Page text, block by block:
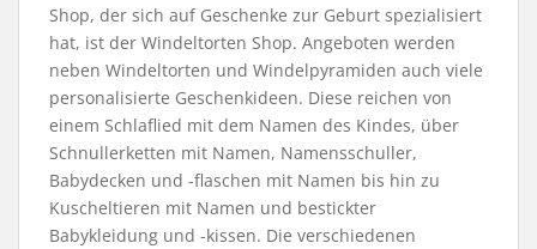
Shop, der sich auf Geschenke zur Geburt spezialisiert
hat, ist der Windeltorten Shop. Angeboten werden
neben Windeltorten und Windelpyramiden auch viele
personalisierte Geschenkideen. Diese reichen von
einem Schlaflied mit dem Namen des Kindes, über
Schnullerketten mit Namen, Namensschuller,
Babydecken und -flaschen mit Namen bis hin zu
Kuscheltieren mit Namen und bestickter
Babykleidung und -kissen. Die verschiedenen